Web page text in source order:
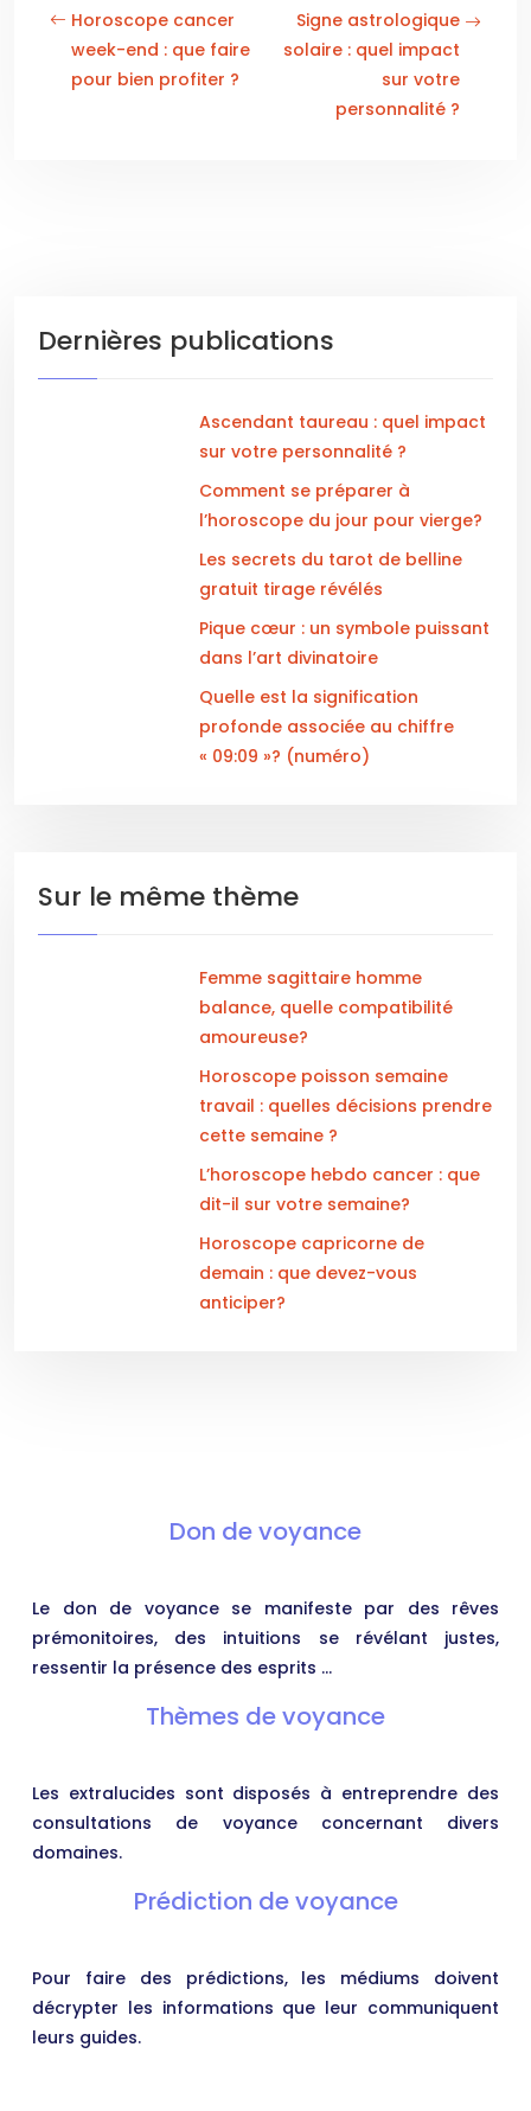
Horoscope cancer
week-end : que faire
pour bien profiter ?
Signe astrologique
solaire : quel impact
sur votre
personnalité ?
Dernières publications
Ascendant taureau : quel impact
sur votre personnalité ?
Comment se préparer à
l’horoscope du jour pour vierge?
Les secrets du tarot de belline
gratuit tirage révélés
Pique cœur : un symbole puissant
dans l’art divinatoire
Quelle est la signification
profonde associée au chiffre
« 09:09 »? (numéro)
Sur le même thème
Femme sagittaire homme
balance, quelle compatibilité
amoureuse?
Horoscope poisson semaine
travail : quelles décisions prendre
cette semaine ?
L’horoscope hebdo cancer : que
dit-il sur votre semaine?
Horoscope capricorne de
demain : que devez-vous
anticiper?
Don de voyance
Le don de voyance se manifeste par des rêves
prémonitoires, des intuitions se révélant justes,
ressentir la présence des esprits …
Thèmes de voyance
Les extralucides sont disposés à entreprendre des
consultations de voyance concernant divers
domaines.
Prédiction de voyance
Pour faire des prédictions, les médiums doivent
décrypter les informations que leur communiquent
leurs guides.